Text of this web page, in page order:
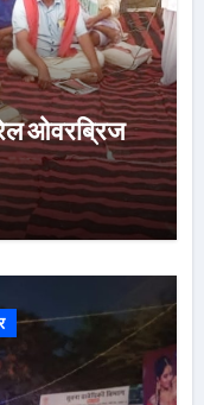
ओवरब्रिज